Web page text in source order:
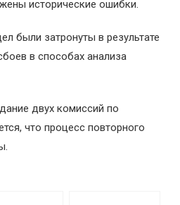
исторические ошибки.
были затронуты в результате
в способах анализа
двух комиссий по
что процесс повторного